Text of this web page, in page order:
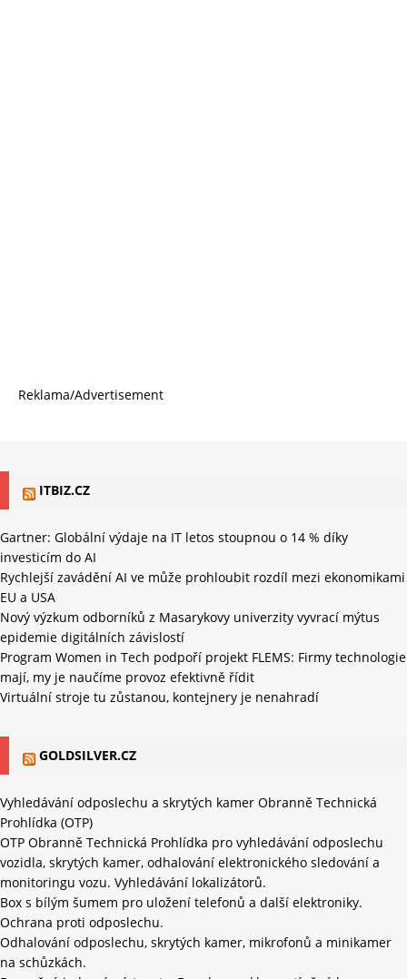
Reklama/Advertisement
ITBIZ.CZ
Gartner: Globální výdaje na IT letos stoupnou o 14 % díky
investicím do AI
Rychlejší zavádění AI ve může prohloubit rozdíl mezi ekonomikami
EU a USA
Nový výzkum odborníků z Masarykovy univerzity vyvrací mýtus
epidemie digitálních závislostí
Program Women in Tech podpoří projekt FLEMS: Firmy technologie
mají, my je naučíme provoz efektivně řídit
Virtuální stroje tu zůstanou, kontejnery je nenahradí
GOLDSILVER.CZ
Vyhledávání odposlechu a skrytých kamer Obranně Technická
Prohlídka (OTP)
OTP Obranně Technická Prohlídka pro vyhledávání odposlechu
vozidla, skrytých kamer, odhalování elektronického sledování a
monitoringu vozu. Vyhledávání lokalizátorů.
Box s bílým šumem pro uložení telefonů a další elektroniky.
Ochrana proti odposlechu.
Odhalování odposlechu, skrytých kamer, mikrofonů a minikamer
na schůzkách.